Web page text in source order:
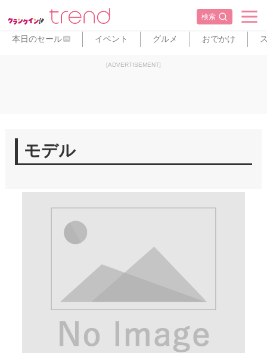
検索
本日のセール PR イベント グルメ おでかけ
[ADVERTISEMENT]
モデル